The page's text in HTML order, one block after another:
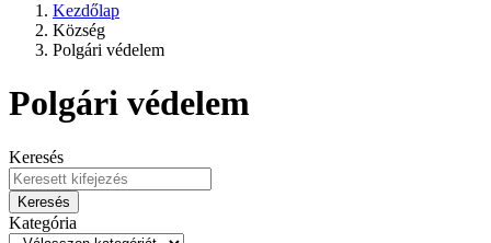
Kezdőlap
Község
Polgári védelem
Polgári védelem
Keresés
Keresés
Kategória